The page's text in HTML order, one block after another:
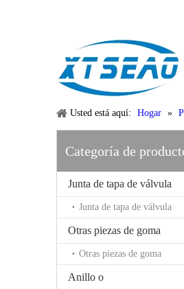
Usted está aquí: Hogar »
Categoría de
Junta de tapa de válvula
Junta de tapa de válvula
Otras piezas de goma
Otras piezas de goma
Anillo o